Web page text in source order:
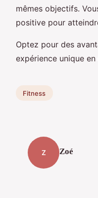
mêmes objectifs.
positive pour
Optez pour des
expérience unique
Fitness
Z Zoé